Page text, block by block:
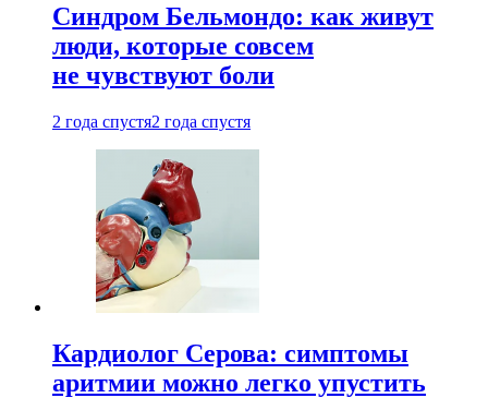
Синдром Бельмондо: как живут
люди, которые совсем
не чувствуют боли
2 года спустя2 года спустя
Кардиолог Серова: симптомы
аритмии можно легко упустить